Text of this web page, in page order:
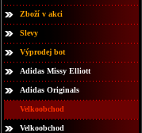
Zboží v akci
Slevy
Výprodej bot
Adidas Missy Elliott
Adidas Originals
Velkoobchod
Velkoobchod